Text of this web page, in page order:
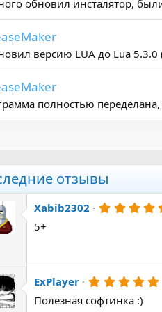
обновил инсталятор,
версию LUA до Lua 5.3.0
полностью переделана,
отзывы
Xabib2302
5+
ExPlayer
Полезная софтинка :)